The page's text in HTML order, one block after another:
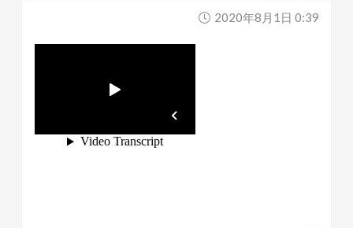
2020年8月1日 0:39